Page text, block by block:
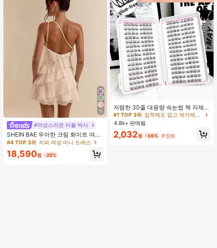
11
#여성스러운 러플 박사
SHEIN BAE 우아한 크림 화이트 여름
레이어드 연꽃잎 케이크 미니 드레스,
일 파티 밤 외출 칵테일 의류
#4 TOP 3위 지퍼 여성 미니 드레스
18,590원 -25%
저렴한 30줄 대용량 속눈썹 책 자체
접착 속눈썹 C컬 속눈썹 만화 속눈썹
고양이 눈 속눈썹 요정 속눈썹 재사용
가능한 접착제 없는 속눈썹 매일 착용
속눈썹
#1 TOP 3위
거의 매진!
#1 TOP 3위
접착제도 없고 제거제도 필요 없음 개별 속눈썹
거의 매진!
#1 TOP 3위
접착제도 없고 제거제도 필요 없음 개별 속눈썹
거의 매진!
#1 TOP 3위
접착제도 없고 제거제도 필요 없음 개별 속눈썹
거의 매진!
4.8k+ 판매됨
2,032원 -36% 추정된